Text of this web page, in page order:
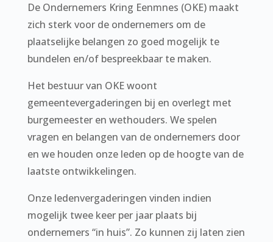
De Ondernemers Kring Eenmnes (OKE) maakt
zich sterk voor de ondernemers om de
plaatselijke belangen zo goed mogelijk te
bundelen en/of bespreekbaar te maken.
Het bestuur van OKE woont
gemeentevergaderingen bij en overlegt met
burgemeester en wethouders. We spelen
vragen en belangen van de ondernemers door
en we houden onze leden op de hoogte van de
laatste ontwikkelingen.
Onze ledenvergaderingen vinden indien
mogelijk twee keer per jaar plaats bij
ondernemers “in huis”. Zo kunnen zij laten zien